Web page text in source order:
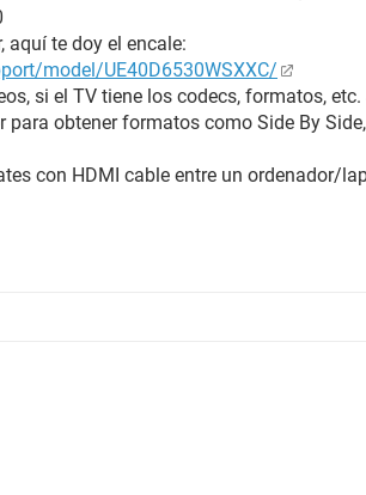
aquí te doy el encale:
model/UE40D6530WSXXC/
si el TV tiene los codecs, formatos, etc.
obtener formatos como Side By
con HDMI cable entre un ordenador/